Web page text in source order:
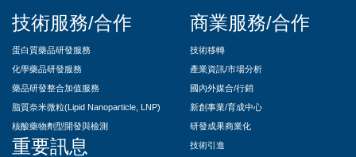
技術服務/合作
蛋白質藥品研發服務
化學藥品研發服務
藥品研發整合加值服務
脂質奈米微粒(Lipid Nanoparticle, LNP)
核酸藥物劑型開發與檢測
重要訊息
商業服務/合作
技術移轉
產業資訊/市場分析
國內外媒合/行銷
新創事業/育成中心
研發成果商業化
技術引進